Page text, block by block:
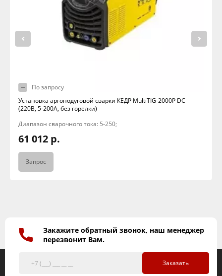
По запросу
Установка аргонодуговой сварки КЕДР MultiTIG-2000P DC
(220В, 5-200А, без горелки)
Диапазон сварочного тока: 5-250;
61 012 р.
Запрос
Закажите обратный звонок, наш менеджер
перезвонит Вам.
Заказать